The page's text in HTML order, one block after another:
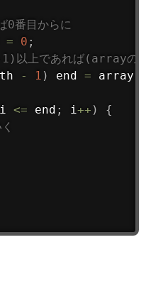
番目からに
= 0 ;
上であれば(arrayの
- 1 ) end = array
<= end ; i++ )
{